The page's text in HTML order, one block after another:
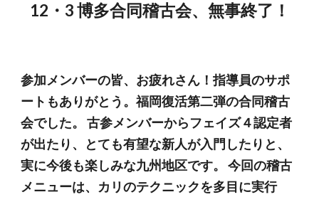
12・3 博多合同稽古会、無事終了！
参加メンバーの皆、お疲れさん！指導員のサポ
ートもありがとう。福岡復活第二弾の合同稽古
会でした。 古参メンバーからフェイズ４認定者
が出たり、とても有望な新人が入門したりと、
実に今後も楽しみな九州地区です。 今回の稽古
メニューは、カリのテクニックを多目に実行